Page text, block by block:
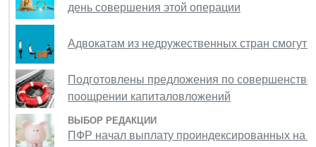
день совершения этой операции
Адвокатам из недружественных стран смогут
Подготовлены предложения по
поощрении капиталовложений
ВЫБОР РЕДАКЦИИ
ПФР начал выплату проиндексированных на